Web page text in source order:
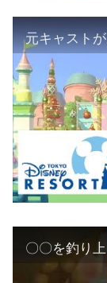
〇〇を釣り